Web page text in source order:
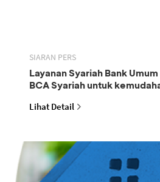
SIARAN PERS
Layanan Syariah Bank
BCA Syariah untuk
Lihat Detail